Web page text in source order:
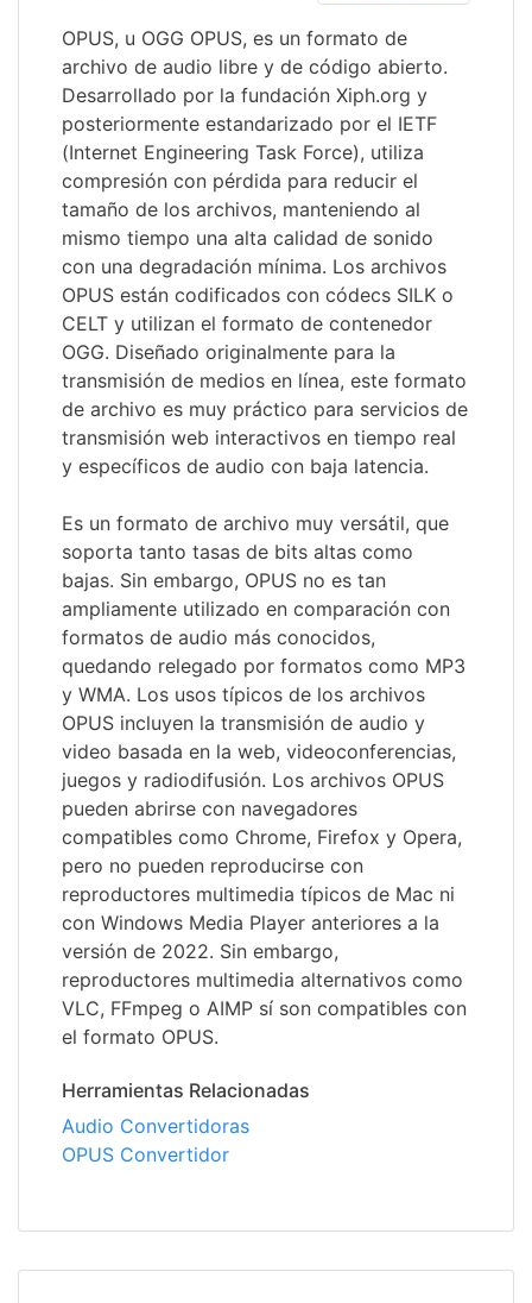
OPUS, u OGG OPUS, es un formato de
archivo de audio libre y de código abierto.
Desarrollado por la fundación Xiph.org y
posteriormente estandarizado por el IETF
(Internet Engineering Task Force), utiliza
compresión con pérdida para reducir el
tamaño de los archivos, manteniendo al
mismo tiempo una alta calidad de sonido
con una degradación mínima. Los archivos
OPUS están codificados con códecs SILK o
CELT y utilizan el formato de contenedor
OGG. Diseñado originalmente para la
transmisión de medios en línea, este formato
de archivo es muy práctico para servicios de
transmisión web interactivos en tiempo real
y específicos de audio con baja latencia.
Es un formato de archivo muy versátil, que
soporta tanto tasas de bits altas como
bajas. Sin embargo, OPUS no es tan
ampliamente utilizado en comparación con
formatos de audio más conocidos,
quedando relegado por formatos como MP3
y WMA. Los usos típicos de los archivos
OPUS incluyen la transmisión de audio y
video basada en la web, videoconferencias,
juegos y radiodifusión. Los archivos OPUS
pueden abrirse con navegadores
compatibles como Chrome, Firefox y Opera,
pero no pueden reproducirse con
reproductores multimedia típicos de Mac ni
con Windows Media Player anteriores a la
versión de 2022. Sin embargo,
reproductores multimedia alternativos como
VLC, FFmpeg o AIMP sí son compatibles con
el formato OPUS.
Herramientas Relacionadas
Audio Convertidoras
OPUS Convertidor